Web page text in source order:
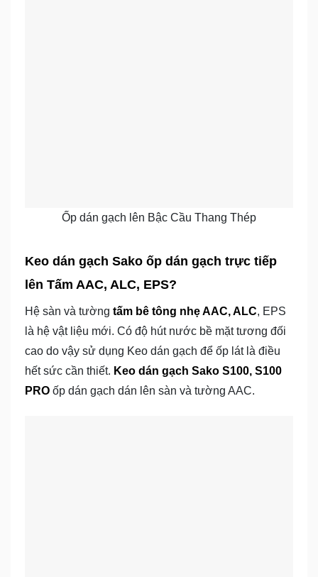
Ốp dán gạch lên Bậc Cầu Thang Thép
Keo dán gạch Sako ốp dán gạch trực tiếp
lên Tấm AAC, ALC, EPS?
Hệ sàn và tường tấm bê tông nhẹ AAC, ALC, EPS
là hệ vật liệu mới. Có độ hút nước bề mặt tương đối
cao do vậy sử dụng Keo dán gạch để ốp lát là điều
hết sức cần thiết. Keo dán gạch Sako S100, S100
PRO ốp dán gạch dán lên sàn và tường AAC.